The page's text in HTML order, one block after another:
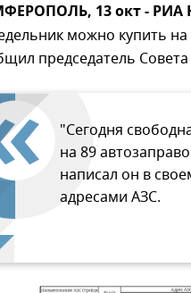
13 окт - РИА
можно купить
председатель
"Сегодня
на 89
написал он в
адресами АЗС.